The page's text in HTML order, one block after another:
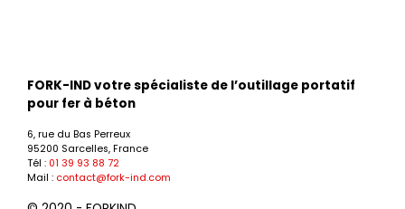
FORK-IND votre spécialiste de l’outillage portatif
pour fer à béton
6, rue du Bas Perreux
95200 Sarcelles, France
Tél : 01 39 93 88 72
Mail : contact@fork-ind.com